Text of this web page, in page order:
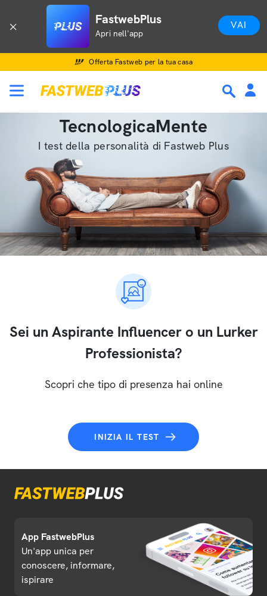
FastwebPlus
Apri nell'app
VAI
Offerta Fastweb per la tua casa
TecnologicaMente
I test della personalità di Fastweb Plus
Sei un Aspirante Influencer o un Lurker
Professionista?
Scopri che tipo di presenza hai online
INIZIA IL TEST
App FastwebPlus
Un'app unica per
conoscere, informare,
ispirare